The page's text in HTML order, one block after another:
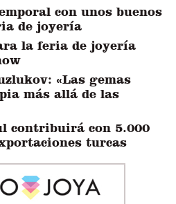
con unos buenos
de joyería
la feria de joyería
«Las gemas
más allá de las
contribuirá con 5.000
turcas